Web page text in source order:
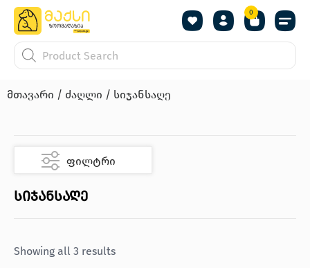
0
მთავარი / ძაღლი / სიჯანსაღე
ფილტრი
სიჯანსაღე
Showing all 3 results